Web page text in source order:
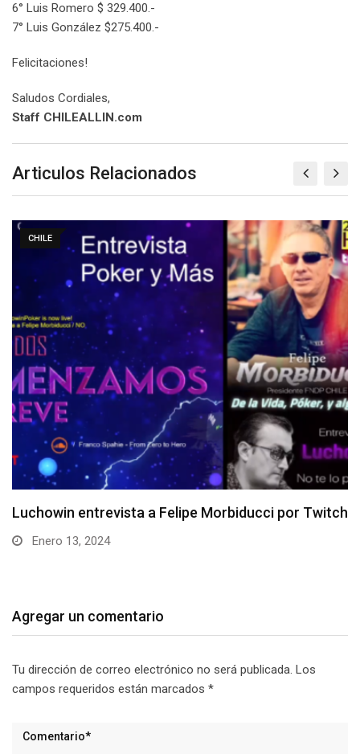
6° Luis Romero $ 329.400.-
7° Luis González $275.400.-
Felicitaciones!
Saludos Cordiales,
Staff CHILEALLIN.com
Articulos Relacionados
CHILE
Entrevista a Roberto “xstardownx” Flández
Diciembre 11, 2023
Agregar un comentario
Tu dirección de correo electrónico no será publicada. Los
campos requeridos están marcados *